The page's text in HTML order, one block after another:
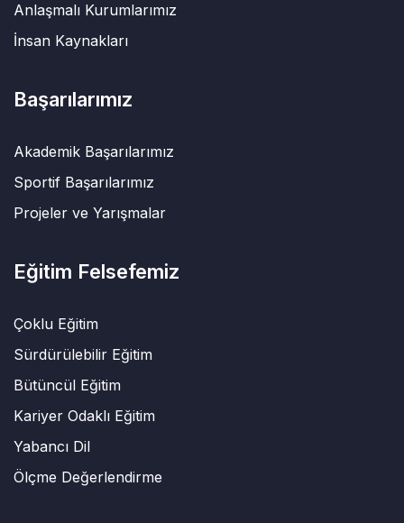
Anlaşmalı Kurumlarımız
İnsan Kaynakları
Başarılarımız
Akademik Başarılarımız
Sportif Başarılarımız
Projeler ve Yarışmalar
Eğitim Felsefemiz
Çoklu Eğitim
Sürdürülebilir Eğitim
Bütüncül Eğitim
Kariyer Odaklı Eğitim
Yabancı Dil
Ölçme Değerlendirme